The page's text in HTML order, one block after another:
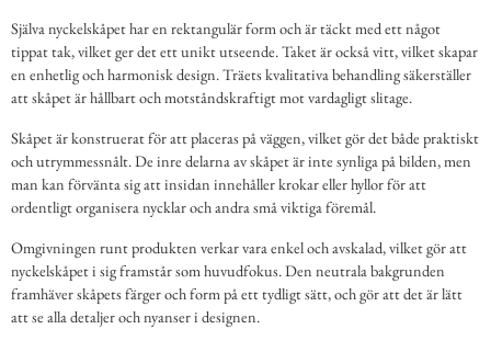
Själva nyckelskåpet har en rektangulär form och är täckt med ett något
tippat tak, vilket ger det ett unikt utseende. Taket är också vitt, vilket skapar
en enhetlig och harmonisk design. Träets kvalitativa behandling säkerställer
att skåpet är hållbart och motståndskraftigt mot vardagligt slitage.
Skåpet är konstruerat för att placeras på väggen, vilket gör det både praktiskt
och utrymmessnålt. De inre delarna av skåpet är inte synliga på bilden, men
man kan förvänta sig att insidan innehåller krokar eller hyllor för att
ordentligt organisera nycklar och andra små viktiga föremål.
Omgivningen runt produkten verkar vara enkel och avskalad, vilket gör att
nyckelskåpet i sig framstår som huvudfokus. Den neutrala bakgrunden
framhäver skåpets färger och form på ett tydligt sätt, och gör att det är lätt
att se alla detaljer och nyanser i designen.